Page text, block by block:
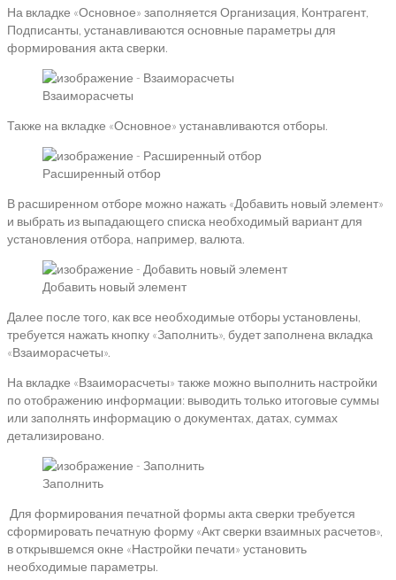
На вкладке «Основное» заполняется Организация, Контрагент,
Подписанты, устанавливаются основные параметры для
формирования акта сверки.
Взаиморасчеты
Также на вкладке «Основное» устанавливаются отборы.
Расширенный отбор
В расширенном отборе можно нажать «Добавить новый элемент»
и выбрать из выпадающего списка необходимый вариант для
установления отбора, например, валюта.
Добавить новый элемент
Далее после того, как все необходимые отборы установлены,
требуется нажать кнопку «Заполнить», будет заполнена вкладка
«Взаиморасчеты».
На вкладке «Взаиморасчеты» также можно выполнить настройки
по отображению информации: выводить только итоговые суммы
или заполнять информацию о документах, датах, суммах
детализировано.
Заполнить
Для формирования печатной формы акта сверки требуется
сформировать печатную форму «Акт сверки взаимных расчетов»,
в открывшемся окне «Настройки печати» установить
необходимые параметры.